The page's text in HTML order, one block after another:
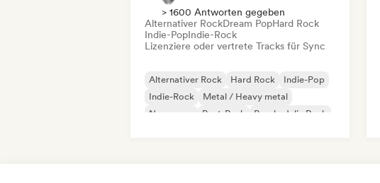
> 1600 Antworten gegeben
Alternativer RockDream PopHard Rock
Indie-PopIndie-Rock
Lizenziere oder vertrete Tracks für Sync
Alternativer Rock Hard Rock
Indie-Pop
Indie-Rock
Metal / Heavy metal
New wave
Post-Punk Psychedelic Rock